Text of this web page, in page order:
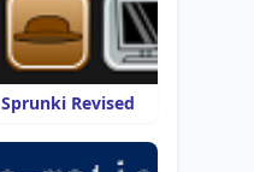
Sprunki Revised